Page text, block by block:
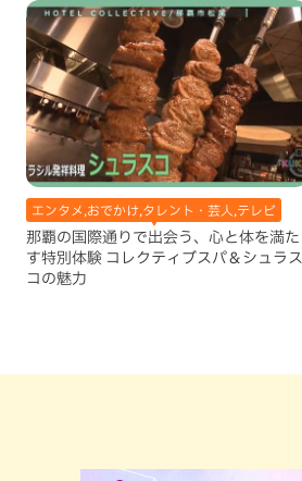
エンタメ,おでかけ,タレント・芸人,テレビ
那覇の国際通りで出会う、心と体を満た
す特別体験 コレクティブスパ＆シュラス
コの魅力